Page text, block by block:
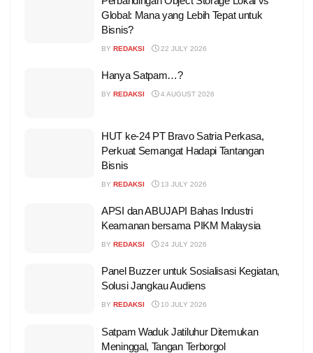
Global: Mana yang Lebih Tepat untuk
Bisnis?
BY REDAKSI 22 JULY 2026
Hanya Satpam…?
BY REDAKSI 4 AUGUST 2026
HUT ke-24 PT Bravo Satria Perkasa,
Perkuat Semangat Hadapi Tantangan
Bisnis
BY REDAKSI 13 JULY 2026
APSI dan ABUJAPI Bahas Industri
Keamanan bersama PIKM Malaysia
BY REDAKSI 24 JULY 2026
Panel Buzzer untuk Sosialisasi Kegiatan,
Solusi Jangkau Audiens
BY REDAKSI 10 JULY 2026
Satpam Waduk Jatiluhur Ditemukan
Meninggal, Tangan Terborgol